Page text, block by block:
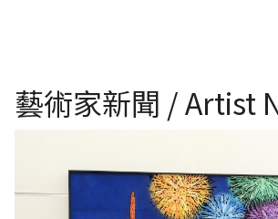
藝術家新聞 / Artist